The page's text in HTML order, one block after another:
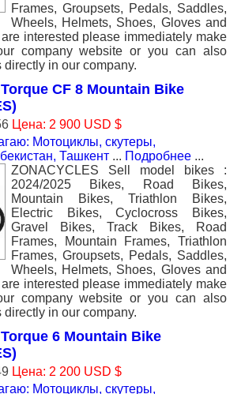
Frames, Groupsets, Pedals, Saddles,
Wheels, Helmets, Shoes, Gloves and
interested please immediately make
company website or you can also
directly in our company.
CF 8 Mountain Bike
Цена: 2 900 USD $
Мотоциклы, скутеры,
Ташкент ... Подробнее ...
ZONACYCLES Sell model bikes :
2024/2025 Bikes, Road Bikes,
Mountain Bikes, Triathlon Bikes,
Electric Bikes, Cyclocross Bikes,
Gravel Bikes, Track Bikes, Road
Frames, Mountain Frames, Triathlon
Frames, Groupsets, Pedals, Saddles,
Wheels, Helmets, Shoes, Gloves and
interested please immediately make
company website or you can also
directly in our company.
6 Mountain Bike
Цена: 2 200 USD $
Мотоциклы, скутеры,